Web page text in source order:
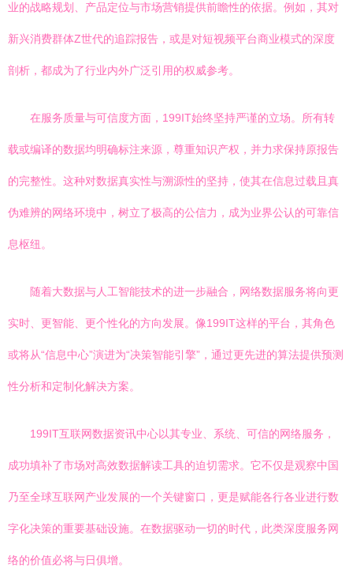
业的战略规划、产品定位与市场营销提供前瞻性的依据。例如，其对
新兴消费群体Z世代的追踪报告，或是对短视频平台商业模式的深度
剖析，都成为了行业内外广泛引用的权威参考。
在服务质量与可信度方面，199IT始终坚持严谨的立场。所有转
载或编译的数据均明确标注来源，尊重知识产权，并力求保持原报告
的完整性。这种对数据真实性与溯源性的坚持，使其在信息过载且真
伪难辨的网络环境中，树立了极高的公信力，成为业界公认的可靠信
息枢纽。
随着大数据与人工智能技术的进一步融合，网络数据服务将向更
实时、更智能、更个性化的方向发展。像199IT这样的平台，其角色
或将从“信息中心”演进为“决策智能引擎”，通过更先进的算法提供预测
性分析和定制化解决方案。
199IT互联网数据资讯中心以其专业、系统、可信的网络服务，
成功填补了市场对高效数据解读工具的迫切需求。它不仅是观察中国
乃至全球互联网产业发展的一个关键窗口，更是赋能各行各业进行数
字化决策的重要基础设施。在数据驱动一切的时代，此类深度服务网
络的价值必将与日俱增。